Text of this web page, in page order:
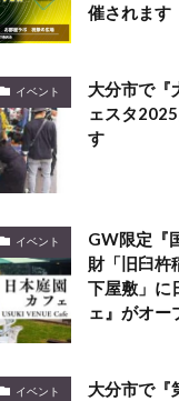
催されます
イベント
大分市で『
ェスタ
す
イベント
GW限定『
財「旧臼杵
下屋敷」に
ェ』がオー
イベント
大分市で『